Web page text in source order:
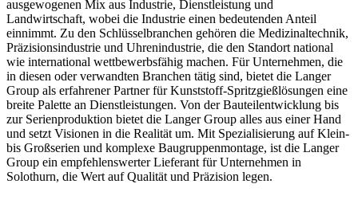
ausgewogenen Mix aus Industrie, Dienstleistung und
Landwirtschaft, wobei die Industrie einen bedeutenden Anteil
einnimmt. Zu den Schlüsselbranchen gehören die Medizinaltechnik,
Präzisionsindustrie und Uhrenindustrie, die den Standort national
wie international wettbewerbsfähig machen. Für Unternehmen, die
in diesen oder verwandten Branchen tätig sind, bietet die Langer
Group als erfahrener Partner für Kunststoff-Spritzgießlösungen eine
breite Palette an Dienstleistungen. Von der Bauteilentwicklung bis
zur Serienproduktion bietet die Langer Group alles aus einer Hand
und setzt Visionen in die Realität um. Mit Spezialisierung auf Klein-
bis Großserien und komplexe Baugruppenmontage, ist die Langer
Group ein empfehlenswerter Lieferant für Unternehmen in
Solothurn, die Wert auf Qualität und Präzision legen.